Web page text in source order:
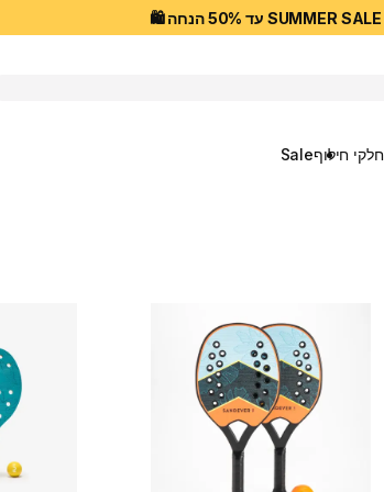
SUMMER SALE עד 50% הנחה 🛍️
חלקי חילוףSale